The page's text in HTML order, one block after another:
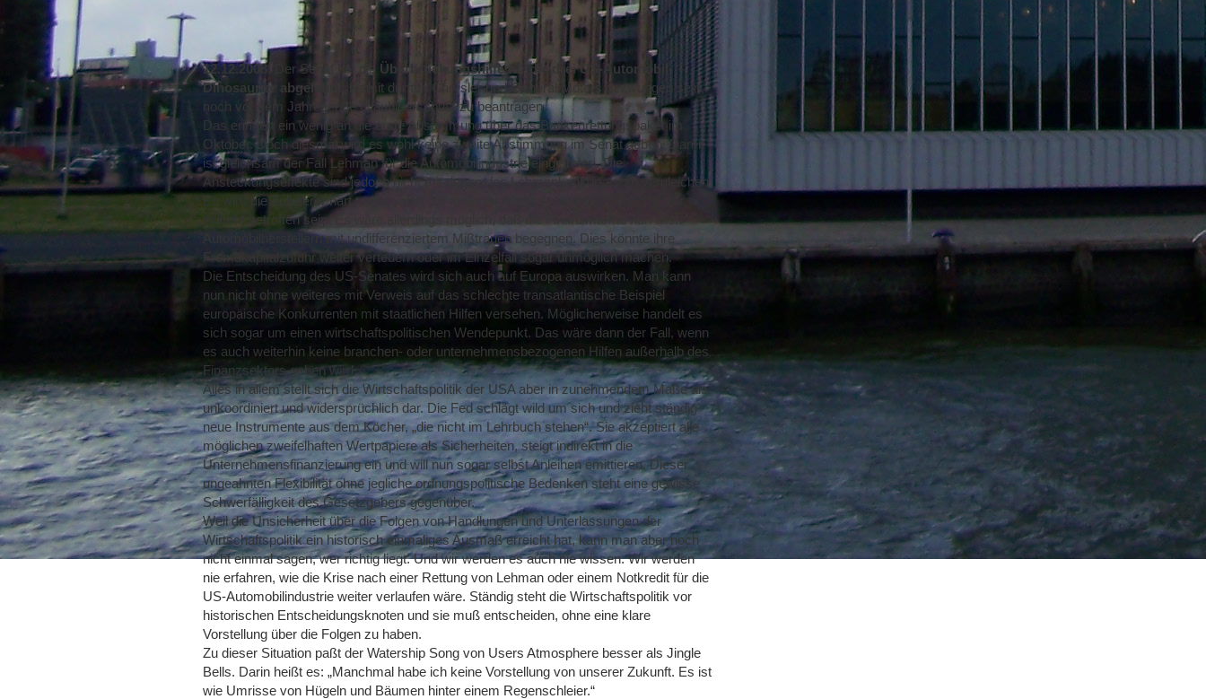
12.12.2008 : Der Senat hat die Überbrückungshilfe für die drei US-Automobil-
Dinosaurier abgelehnt
. Damit dürften Chrysler und General Motors gezwungen sein,
noch vor dem Jahresende Gläubigerschutz zu beantragen.
Das erinnert ein wenig an die erste Abstimmung über das Bankenrettungspaket im
Oktober. Doch diesmal wird es wohl keine zweite Abstimmung im Senat geben. Damit
ist gleichsam der Fall Lehman für die Automobilindustrie eingetreten. Die
Ansteckungseffekte sind jedoch nicht mit denen des Lehmankonkurses zu vergleichen.
Es wird die Zulieferer hart treffen, aber die anderen Hersteller werden zunächst nur
indirekt betroffen sein. Es wäre allerdings möglich, daß die Finanzmärkte nun allen
Automobilherstellern mit undifferenziertem Mißtrauen begegnen. Dies könnte ihre
Fremdkapitalzufuhr weiter verteuern oder im Einzelfall sogar unmöglich machen.
Die Entscheidung des US-Senates wird sich auch auf Europa auswirken. Man kann
nun nicht ohne weiteres mit Verweis auf das schlechte transatlantische Beispiel
europäische Konkurrenten mit staatlichen Hilfen versehen. Möglicherweise handelt es
sich sogar um einen wirtschaftspolitischen Wendepunkt. Das wäre dann der Fall, wenn
es auch weiterhin keine branchen- oder unternehmensbezogenen Hilfen außerhalb des
Finanzsektors geben wird.
Alles in allem stellt sich die Wirtschaftspolitik der USA aber in zunehmendem Maße als
unkoordiniert und widersprüchlich dar. Die Fed schlägt wild um sich und zieht ständig
neue Instrumente aus dem Köcher, „die nicht im Lehrbuch stehen“. Sie akzeptiert alle
möglichen zweifelhaften Wertpapiere als Sicherheiten, steigt indirekt in die
Unternehmensfinanzierung ein und will nun sogar selbst Anleihen emittieren. Dieser
ungeahnten Flexibilität ohne jegliche ordnungspolitische Bedenken steht eine gewisse
Schwerfälligkeit des Gesetzgebers gegenüber.
Weil die Unsicherheit über die Folgen von Handlungen und Unterlassungen der
Wirtschaftspolitik ein historisch einmaliges Ausmaß erreicht hat, kann man aber noch
nicht einmal sagen, wer richtig liegt. Und wir werden es auch nie wissen. Wir werden
nie erfahren, wie die Krise nach einer Rettung von Lehman oder einem Notkredit für die
US-Automobilindustrie weiter verlaufen wäre. Ständig steht die Wirtschaftspolitik vor
historischen Entscheidungsknoten und sie muß entscheiden, ohne eine klare
Vorstellung über die Folgen zu haben.
Zu dieser Situation paßt der Watership Song von Users Atmosphere besser als Jingle
Bells. Darin heißt es: „Manchmal habe ich keine Vorstellung von unserer Zukunft. Es ist
wie Umrisse von Hügeln und Bäumen hinter einem Regenschleier.“